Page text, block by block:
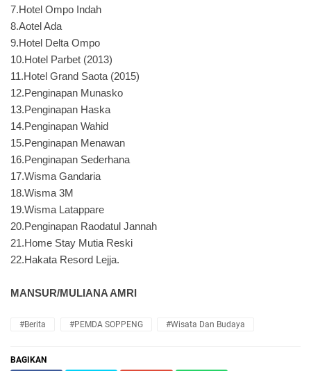
7.Hotel Ompo Indah
8.Aotel Ada
9.Hotel Delta Ompo
10.Hotel Parbet (2013)
11.Hotel Grand Saota (2015)
12.Penginapan Munasko
13.Penginapan Haska
14.Penginapan Wahid
15.Penginapan Menawan
16.Penginapan Sederhana
17.Wisma Gandaria
18.Wisma 3M
19.Wisma Latappare
20.Penginapan Raodatul Jannah
21.Home Stay Mutia Reski
22.Hakata Resord Lejja.
MANSUR/MULIANA AMRI
#Berita #PEMDA SOPPENG #Wisata Dan Budaya
BAGIKAN